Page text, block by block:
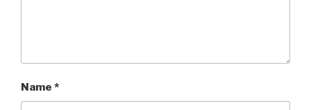
Name *